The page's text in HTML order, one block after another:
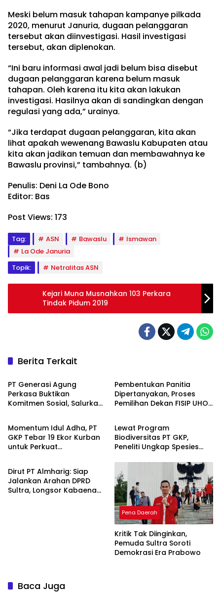
Meski belum masuk tahapan kampanye pilkada
2020, menurut Januria, dugaan pelanggaran
tersebut akan diinvestigasi. Hasil investigasi
tersebut, akan diplenokan.
“Ini baru informasi awal jadi belum bisa disebut
dugaan pelanggaran karena belum masuk
tahapan. Oleh karena itu kita akan lakukan
investigasi. Hasilnya akan di sandingkan dengan
regulasi yang ada,” urainya.
“Jika terdapat dugaan pelanggaran, kita akan
lihat apakah wewenang Bawaslu Kabupaten atau
kita akan jadikan temuan dan membawahnya ke
Bawaslu provinsi,” tambahnya. (b)
Penulis: Deni La Ode Bono
Editor: Bas
Post Views: 173
Tag: ASN Bawaslu
Ismawan
La Ode Januria
Topik:
Netralitas ASN
Kejari Muna Musnahkan 103 Perkara
Tindak Pidum 2019
Berita Terkait
Pena Daerah
PT Generasi Agung
Perkasa Buktikan
Komitmen Sosial, Salurkan
Tambang
Pembentukan Panitia
Dipertanyakan, Proses
Pemilihan Dekan FISIP UHO
Pena Daerah
Momentum Idul Adha, PT
GKP Tebar 19 Ekor Kurban
untuk Perkuat
Pena Daerah
Lewat Program
Biodiversitas PT GKP,
Peneliti Ungkap Spesies
Pena Daerah
Dirut PT Almharig: Siap
Jalankan Arahan DPRD
Sultra, Longsor Kabaena
Pena Daerah
Kritik Tak Diinginkan,
Pemuda Sultra Soroti
Demokrasi Era Prabowo
Baca Juga